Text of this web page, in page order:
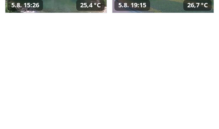
5.8. 15:26 25,4 °C 5.8. 19:15 26,7 °C